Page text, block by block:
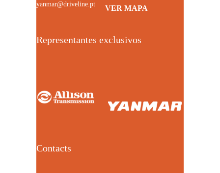
yanmar@driveline.pt
VER MAPA
Representantes exclusivos
Contacts